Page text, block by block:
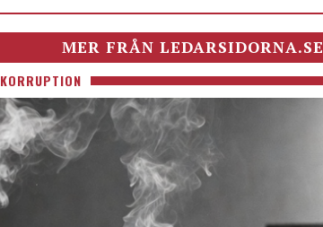
MER FRÅN LEDARSIDORNA.SE
KORRUPTION